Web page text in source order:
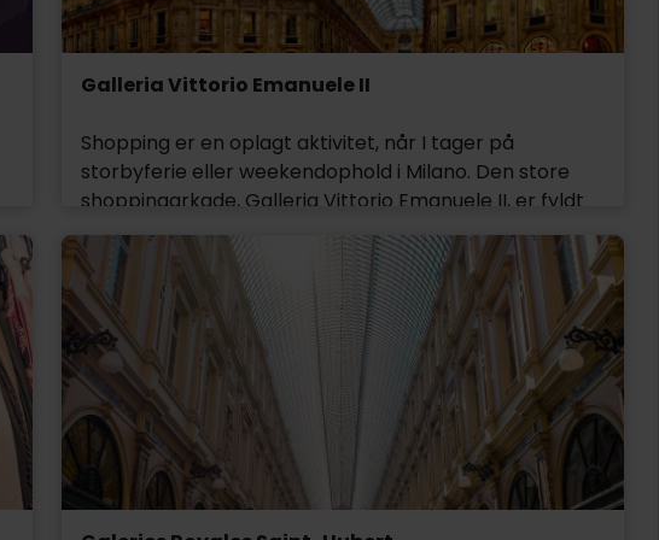
Galleria Vittorio Emanuele II
Shopping er en oplagt aktivitet, når I tager på
storbyferie eller weekendophold i Milano. Den store
shoppingarkade, Galleria Vittorio Emanuele II, er fyldt
med dyre butikker og egner sig glimrende til at ose lidt
rundt og kigge i vinduerne. I arkaden findes alle de
store mærker, fra Prada til Gucci, og især huskes
arkaden for at opsige McDonalds lejemål, da
burgerkæden ikke passede ind i omgivelserne. Galleria
Vittorio Emanuele II blev færdigbygget i 1865, og en
lang række butiksarkader rundt om i verdenen har
prøvet at efterligne den prægtige arkitektur. Det er
også her at milaneserne mødes for at blive set og
måske flirte lidt og de mange restauranter og flotte
barer er altid et godt sted at mødes og opleve det